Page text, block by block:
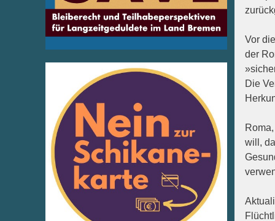
Vor
der
Die
will,